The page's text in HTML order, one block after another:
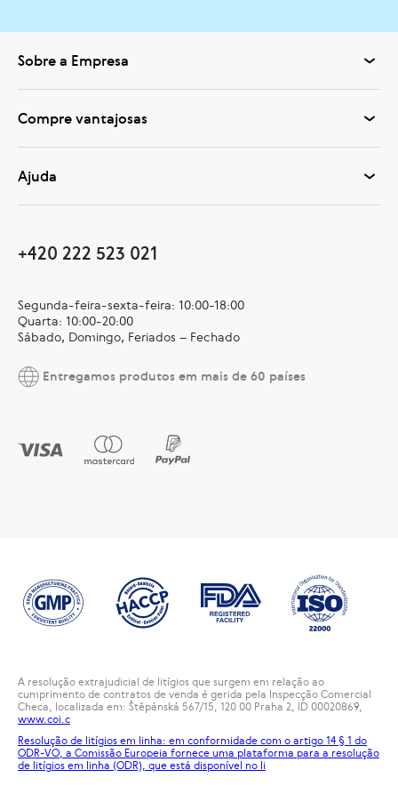
Sobre a Empresa
Compre vantajosas
Ajuda
+420 222 523 021
Segunda-feira-sexta-feira: 10:00-18:00
Quarta: 10:00-20:00
Sábado, Domingo, Feriados – Fechado
Entregamos produtos em mais de 60 países
A resolução extrajudicial de litígios que surgem em relação ao
cumprimento de contratos de venda é gerida pela Inspecção Comercial
Checa, localizada em: Štěpánská 567/15, 120 00 Praha 2, ID 00020869,
www.coi.c
Resolução de litígios em linha: em conformidade com o artigo 14 § 1 do
ODR-VO, a Comissão Europeia fornece uma plataforma para a resolução
de litígios em linha (ODR), que está disponível no li